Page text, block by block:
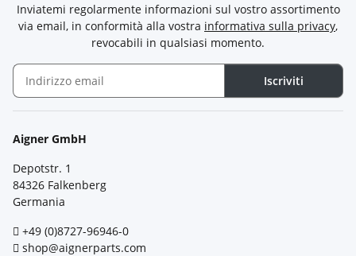
Inviatemi regolarmente informazioni sul vostro assortimento
via email, in conformità alla vostra informativa sulla privacy,
revocabili in qualsiasi momento.
Iscriviti
Aigner GmbH
Depotstr. 1
84326 Falkenberg
Germania
+49 (0)8727-96946-0
shop@aignerparts.com